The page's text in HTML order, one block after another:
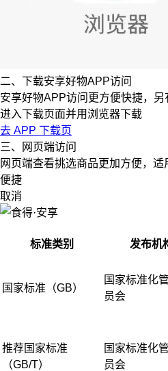
二、下载安享好物APP访问
安享好物APP访问更方便快捷，另
进入下载页面并用浏览器下载
去 APP 下载页
三、网页端访问
网页端查看挑选商品更加方便，
便捷
取消
标准类别 发布机
国家标准（GB）
国家标准化
员会
推荐国家标准
（GB/T）
国家标准化
员会